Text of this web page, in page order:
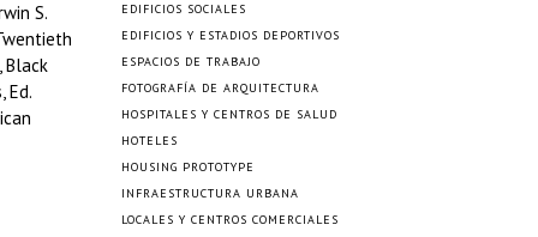
S.
Black
Ed.
EDIFICIOS SOCIALES
EDIFICIOS Y ESTADIOS DEPORTIVOS
ESPACIOS DE TRABAJO
FOTOGRAFÍA DE ARQUITECTURA
HOSPITALES Y CENTROS DE SALUD
HOTELES
HOUSING PROTOTYPE
INFRAESTRUCTURA URBANA
LOCALES Y CENTROS COMERCIALES